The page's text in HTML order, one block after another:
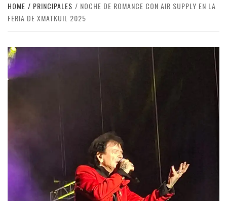
HOME PRINCIPALES
NOCHE DE ROMANCE CON AIR SUPPLY EN LA
FERIA DE XMATKUIL 2025